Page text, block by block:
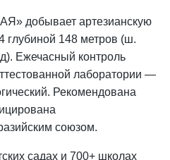
добывает артезианскую
148 метров (ш.
Ежечасный контроль
лаборатории —
Рекомендована
союзом.
садах и 700+ школах